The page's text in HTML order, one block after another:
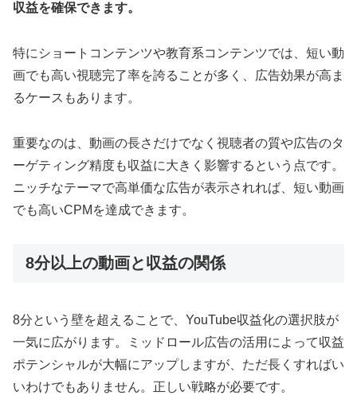
収益を確保できます。
特にショートコンテンツや教育系コンテンツでは、短い動
画でも高い視聴完了率を誇ることが多く、広告効果が高ま
るケースもあります。
重要なのは、動画の長さだけでなく視聴者の質や広告のタ
ーゲティング精度も収益に大きく影響するという点です。
ニッチなテーマで高単価な広告が表示されれば、短い動画
でも高いCPMを達成できます。
8分以上の動画と収益の関係
8分という壁を超えることで、YouTube収益化の選択肢が
一気に広がります。ミッドロール広告の活用によって収益
ポテンシャルが大幅にアップしますが、ただ長くすればい
いわけでもありません。正しい戦略が必要です。